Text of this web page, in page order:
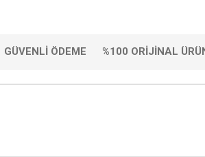
GÜVENLI ÖDEME %100 ORIJINAL